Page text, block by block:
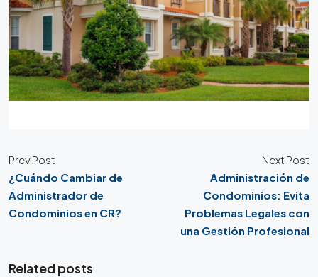
Prev Post
¿Cuándo Cambiar de
Administrador de
Condominios en CR?
Next Post
Administración de
Condominios: Evita
Problemas Legales con
una Gestión Profesional
Related posts